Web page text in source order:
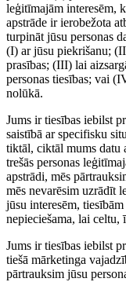
leģitīmajām interesēm,
apstrāde ir ierobežota
turpināt jūsu personas
(I) ar jūsu piekrišanu;
prasības; (III) lai
personas tiesības; vai
nolūkā.
Jums ir tiesības iebilst
saistībā ar specifisku
tiktāl, ciktāl mums datu
trešās personas
apstrādi, mēs
mēs nevarēsim uzrādīt
jūsu interesēm,
nepieciešama, lai celtu,
Jums ir tiesības iebilst
tiešā mārketinga
pārtrauksim jūsu